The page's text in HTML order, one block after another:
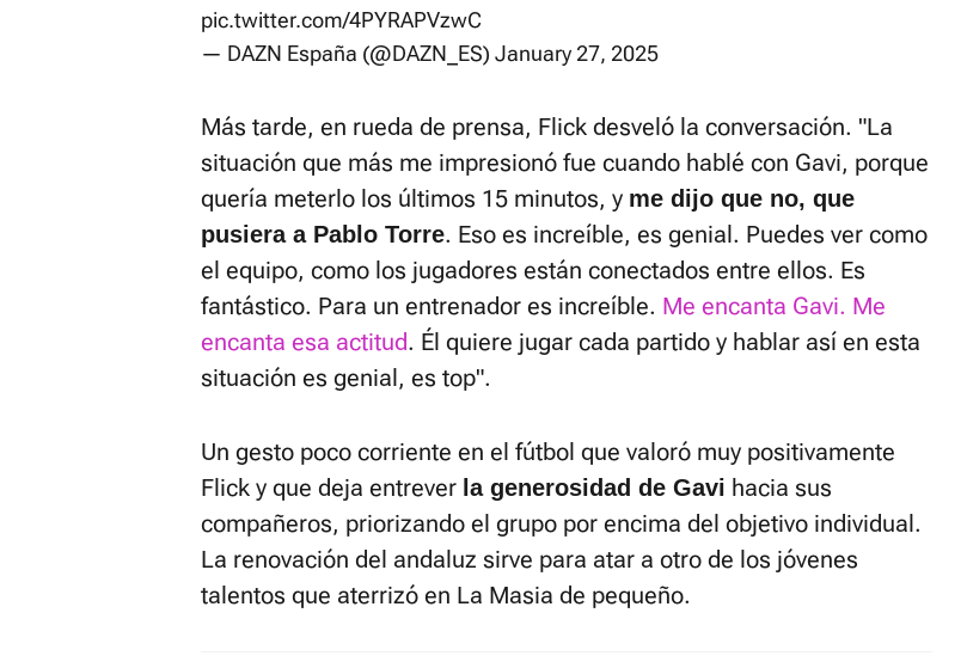
pic.twitter.com/4PYRAPVzwC
— DAZN España (@DAZN_ES) January 27, 2025
Más tarde, en rueda de prensa, Flick desveló la conversación. "La
situación que más me impresionó fue cuando hablé con Gavi, porque
quería meterlo los últimos 15 minutos, y me dijo que no, que
pusiera a Pablo Torre. Eso es increíble, es genial. Puedes ver como
el equipo, como los jugadores están conectados entre ellos. Es
fantástico. Para un entrenador es increíble. Me encanta Gavi. Me
encanta esa actitud. Él quiere jugar cada partido y hablar así en esta
situación es genial, es top".
Un gesto poco corriente en el fútbol que valoró muy positivamente
Flick y que deja entrever la generosidad de Gavi hacia sus
compañeros, priorizando el grupo por encima del objetivo individual.
La renovación del andaluz sirve para atar a otro de los jóvenes
talentos que aterrizó en La Masia de pequeño.